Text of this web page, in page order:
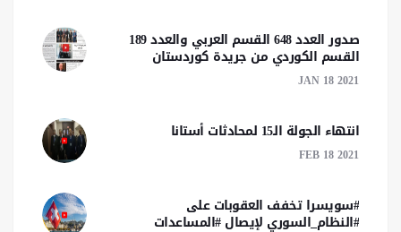
صدور العدد 648 القسم العربي والعدد 189
القسم الكوردي من جريدة كوردستان
JAN 18 2021
انتهاء الجولة الـ15 لمحادثات أستانا
FEB 18 2021
#سويسرا تخفف العقوبات على
#النظام_السوري لإيصال #المساعدات